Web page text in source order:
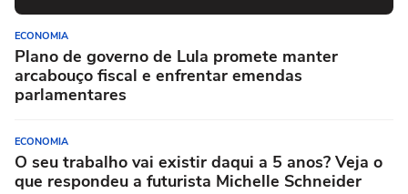
ECONOMIA
Plano de governo de Lula promete manter
arcabouço fiscal e enfrentar emendas
parlamentares
ECONOMIA
O seu trabalho vai existir daqui a 5 anos? Veja o
que respondeu a futurista Michelle Schneider